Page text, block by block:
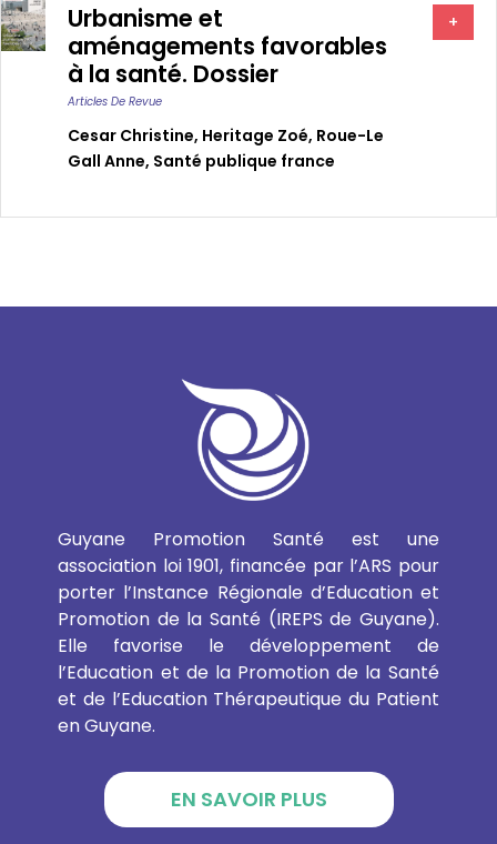
Urbanisme et
aménagements favorables
à la santé. Dossier
Articles De Revue
Cesar Christine, Heritage Zoé, Roue-Le
Gall Anne, Santé publique france
+
Guyane Promotion Santé est une
association loi 1901, financée par l’ARS pour
porter l’Instance Régionale d’Education et
Promotion de la Santé (IREPS de Guyane).
Elle favorise le développement de
l’Education et de la Promotion de la Santé
et de l’Education Thérapeutique du Patient
en Guyane.
EN SAVOIR PLUS